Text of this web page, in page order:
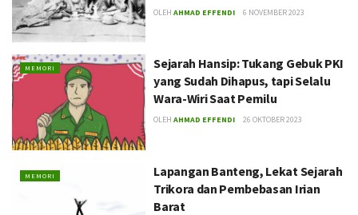
OLEH AHMAD EFFENDI 6 NOVEMBER 2023
MEMORI
Sejarah Hansip: Tukang Gebuk PKI
yang Sudah Dihapus, tapi Selalu
Wara-Wiri Saat Pemilu
OLEH AHMAD EFFENDI 26 OKTOBER 2023
MEMORI
Lapangan Banteng, Lekat Sejarah
Trikora dan Pembebasan Irian
Barat